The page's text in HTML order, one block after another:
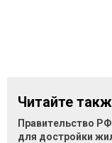
Читайте
Правительство
для достройки